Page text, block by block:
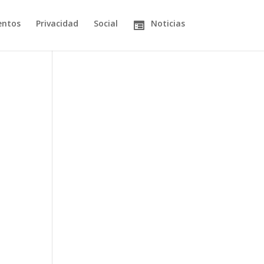
Privacidad Social Noticias